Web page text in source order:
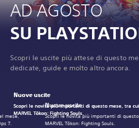
AD AGOSTO
SU
Scopri le uscite più attese di questo
dedicate, guide e molto altro ancora.
Nuove uscite
Scopri le novità più importanti di
MARVEL Tōkon: Fighting Souls.
mese,
7.
Nuove uscite
Scopri le novità più importanti di questo mese, tra cui
MARVEL Tōkon: Fighting Souls.
Nuove uscite
Scopri le novità più importanti di questo mese, tra cui
MARVEL Tōkon: Fighting Souls.
Nuove uscite
Scopri le novità più importanti di questo mese, tra cui
MARVEL Tōkon: Fighting Souls.